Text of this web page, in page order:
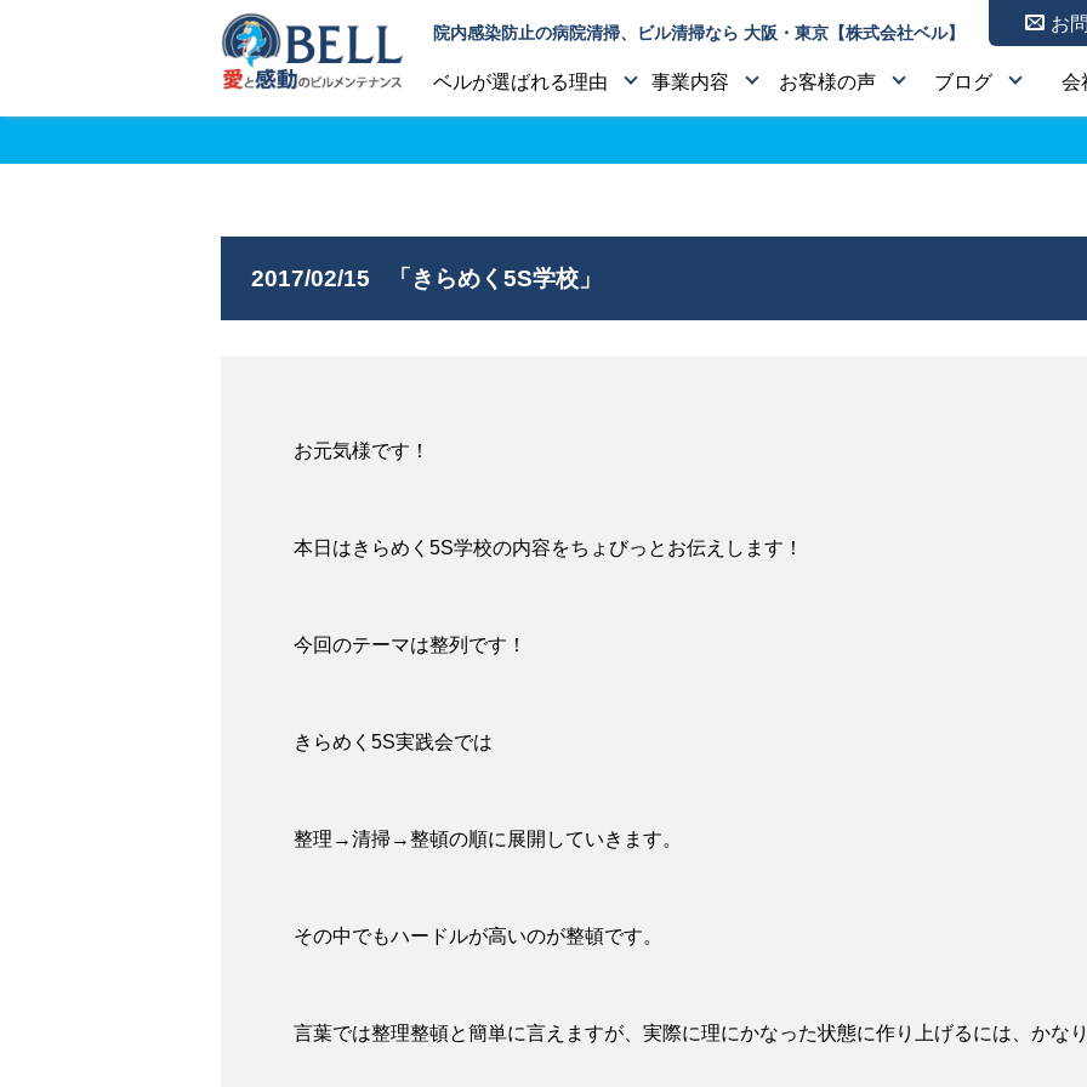
院内感染防止の病院清掃、ビル清掃なら 大阪・東京【株式会社ベル】 お
ベルが選ばれる理由 事業内容 お客様の声 ブログ 会
2017/02/15 「きらめく5S学校」
お元気様です！
本日はきらめく5S学校の内容をちょびっとお伝えします！
今回のテーマは整列です！
きらめく5S実践会では
整理→清掃→整頓の順に展開していきます。
その中でもハードルが高いのが整頓です。
言葉では整理整頓と簡単に言えますが、実際に理にかなった状態に作り上げるには、かなり